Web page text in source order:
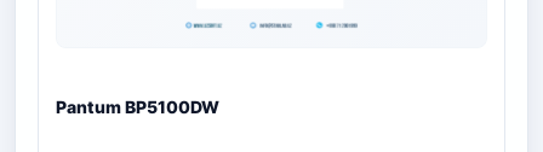
Pantum BP5100DW